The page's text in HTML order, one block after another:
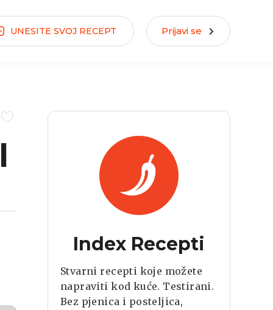
UNESITE SVOJ RECEPT Prijavi se
Index Recepti
Stvarni recepti koje možete
napraviti kod kuće. Testirani.
Bez pjenica i posteljica,